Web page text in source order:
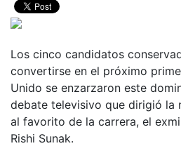
Los cinco candidatos
convertirse en el próximo
Unido se enzarzaron este
debate televisivo que dirigió la
al favorito de la carrera, el
Rishi Sunak.